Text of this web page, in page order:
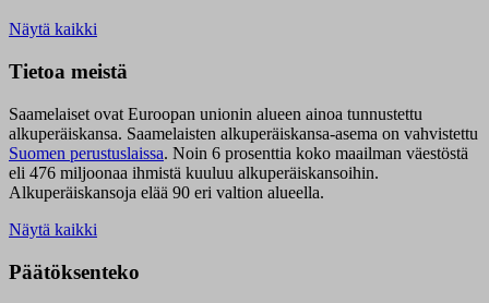
Näytä kaikki
Tietoa meistä
Saamelaiset ovat Euroopan unionin alueen ainoa tunnustettu
alkuperäiskansa. Saamelaisten alkuperäiskansa-asema on vahvistettu
Suomen perustuslaissa. Noin 6 prosenttia koko maailman väestöstä
eli 476 miljoonaa ihmistä kuuluu alkuperäiskansoihin.
Alkuperäiskansoja elää 90 eri valtion alueella.
Näytä kaikki
Päätöksenteko